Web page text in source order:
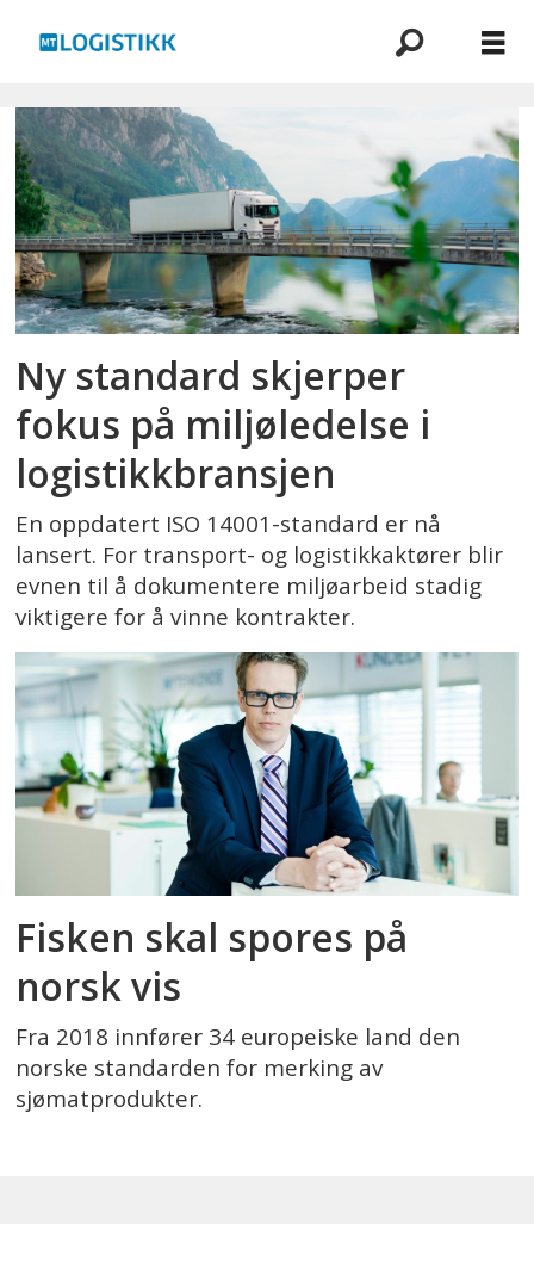
Emne:
standard
norge
Ny standard skjerper
fokus på miljøledelse i
logistikkbransjen
En oppdatert ISO 14001-standard er nå
lansert. For transport- og logistikkaktører blir
evnen til å dokumentere miljøarbeid stadig
viktigere for å vinne kontrakter.
Fisken skal spores på
norsk vis
Fra 2018 innfører 34 europeiske land den
norske standarden for merking av
sjømatprodukter.